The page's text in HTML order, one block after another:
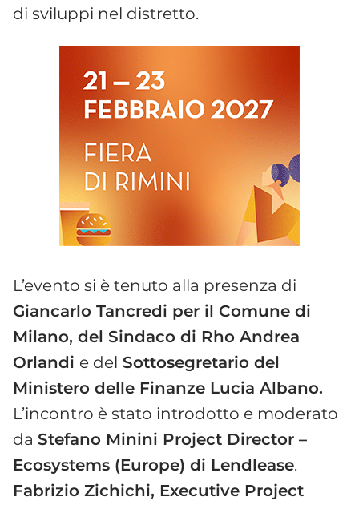
di sviluppi nel distretto.
L’evento si è tenuto alla presenza di
Giancarlo Tancredi per il Comune di
Milano, del Sindaco di Rho Andrea
Orlandi e del Sottosegretario del
Ministero delle Finanze Lucia Albano.
L’incontro è stato introdotto e moderato
da Stefano Minini Project Director –
Ecosystems (Europe) di Lendlease.
Fabrizio Zichichi, Executive Project